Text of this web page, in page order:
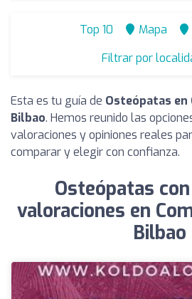
Top 10 Mapa
Filtrar por
Esta es tu guía de Osteópatas en
Bilbao. Hemos reunido las
valoraciones y opiniones reales
comparar y elegir con confianza.
Osteópatas
valoraciones en
Bilbao